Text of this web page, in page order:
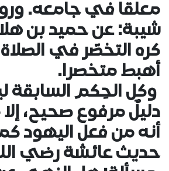
معلقا في جامعه.
شيبة: عن حميد بن
كره التخصّر في
أهبط متخصرا.
وكل الحِكم السابقة
دليلٌ مرفوع صحيح،
أنه من فعل اليهود
حديث عائشة رضي